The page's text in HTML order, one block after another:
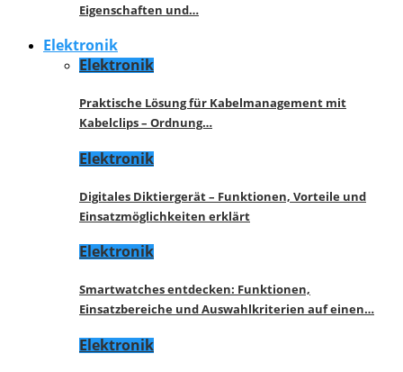
Eigenschaften und…
Elektronik
Elektronik
Praktische Lösung für Kabelmanagement mit
Kabelclips – Ordnung…
Elektronik
Digitales Diktiergerät – Funktionen, Vorteile und
Einsatzmöglichkeiten erklärt
Elektronik
Smartwatches entdecken: Funktionen,
Einsatzbereiche und Auswahlkriterien auf einen…
Elektronik